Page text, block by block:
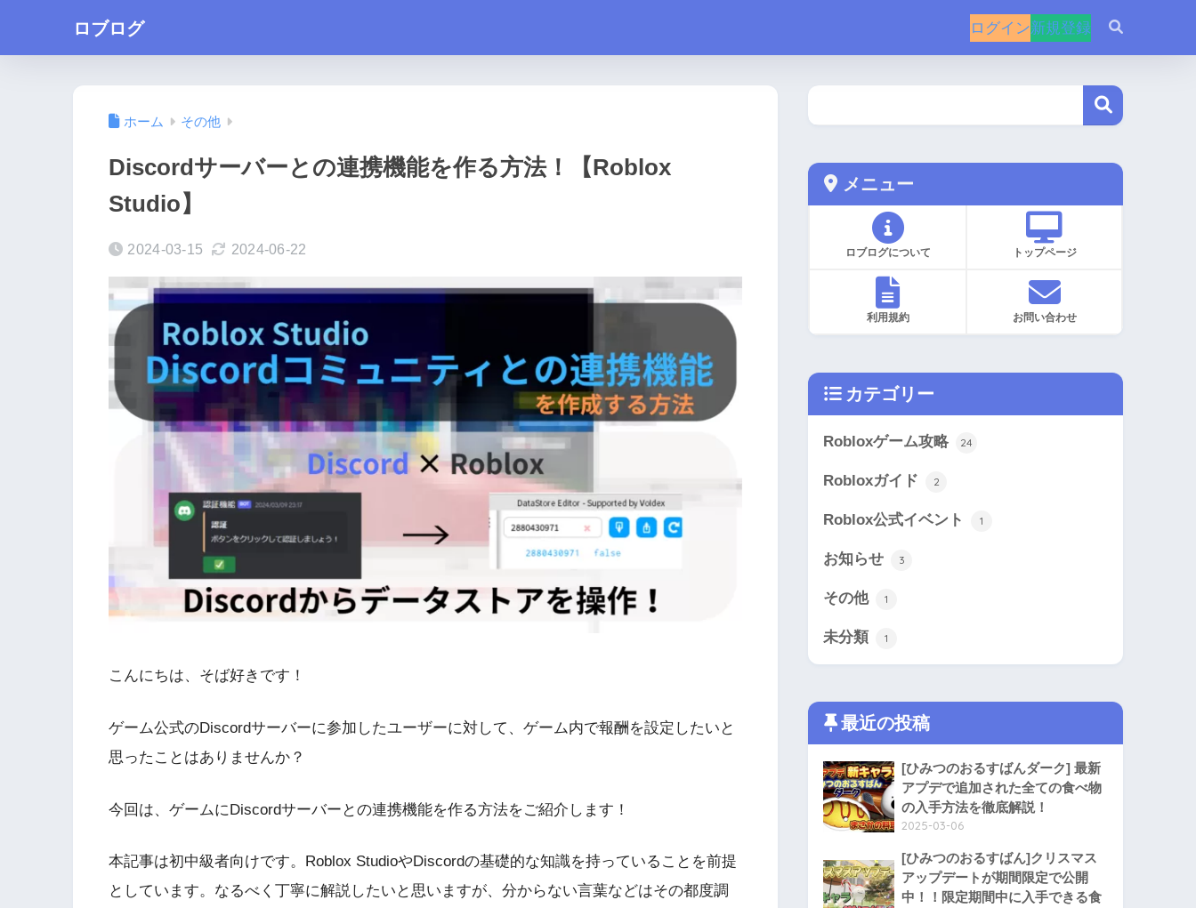
ロブログ ログイン新規登録
ホーム その他
Discordサーバーとの連携機能を作る方法！【Roblox
Studio】
2024-03-15 2024-06-22
こんにちは、そば好きです！
ゲーム公式のDiscordサーバーに参加したユーザーに対して、ゲーム内で報酬を設定したいと
思ったことはありませんか？
今回は、ゲームにDiscordサーバーとの連携機能を作る方法をご紹介します！
本記事は初中級者向けです。Roblox StudioやDiscordの基礎的な知識を持っていることを前提
としています。なるべく丁寧に解説したいと思いますが、分からない言葉などはその都度調
メニュー
ロブログについて トップページ
利用規約 お問い合わせ
カテゴリー
Robloxゲーム攻略 24
Robloxガイド 2
Roblox公式イベント 1
お知らせ 3
その他 1
未分類 1
最近の投稿
[ひみつのおるすばんダーク] 最新
アプデで追加された全ての食べ物
の入手方法を徹底解説！
2025-03-06
[ひみつのおるすばん]クリスマス
アップデートが期間限定で公開
中！！限定期間中に入手できる食